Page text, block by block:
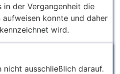
in der Vergangenheit die
konnte und daher
wird.
nicht ausschließlich darauf.